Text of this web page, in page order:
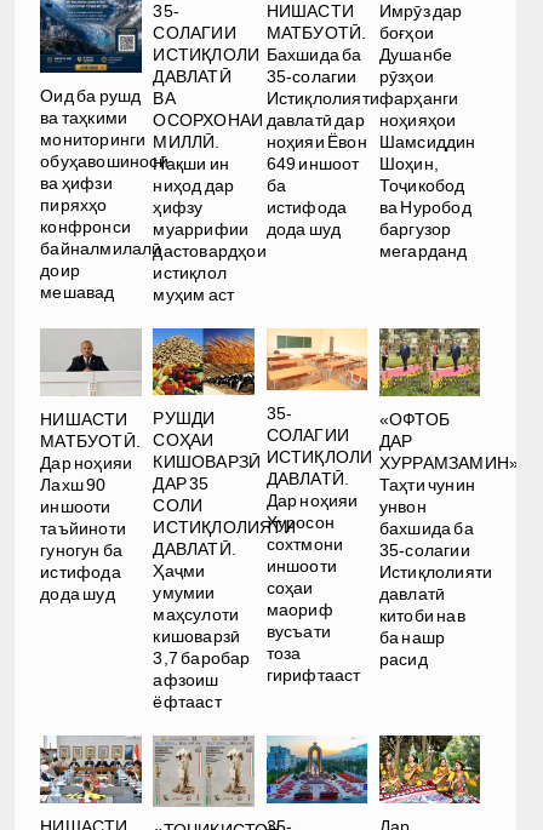
Оид ба рушд
ва таҳкими
мониторинги
обуҳавошиносӣ
ва ҳифзи
пиряхҳо
конфронси
байналмилалӣ
доир
мешавад
35-
СОЛАГИИ
ИСТИҚЛОЛИ
ДАВЛАТӢ
ВА
ОСОРХОНАИ
МИЛЛӢ.
Нақши ин
ниҳод дар
ҳифзу
муаррифии
дастовардҳои
истиқлол
муҳим аст
НИШАСТИ
МАТБУОТӢ.
Бахшида ба
35-солагии
Истиқлолияти
давлатӣ дар
ноҳияи Ёвон
649 иншоот
ба
истифода
дода шуд
Имрӯз дар
боғҳои
Душанбе
рӯзҳои
фарҳанги
ноҳияҳои
Шамсиддин
Шоҳин,
Тоҷикобод
ва Нуробод
баргузор
мегарданд
НИШАСТИ
МАТБУОТӢ.
Дар ноҳияи
Лахш 90
иншооти
таъйиноти
гуногун ба
истифода
дода шуд
РУШДИ
СОҲАИ
КИШОВАРЗӢ
ДАР 35
СОЛИ
ИСТИҚЛОЛИЯТИ
ДАВЛАТӢ.
Ҳаҷми
умумии
маҳсулоти
кишоварзӣ
3,7 баробар
афзоиш
ёфтааст
35-
СОЛАГИИ
ИСТИҚЛОЛИ
ДАВЛАТӢ.
Дар ноҳияи
Хуросон
сохтмони
иншооти
соҳаи
маориф
вусъати
тоза
гирифтааст
«ОФТОБ
ДАР
ХУРРАМЗАМИН».
Таҳти чунин
унвон
бахшида ба
35-солагии
Истиқлолияти
давлатӣ
китоби нав
ба нашр
расид
НИШАСТИ 35- Дар